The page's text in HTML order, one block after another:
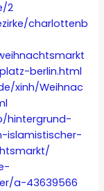
2
charlottenb
berlin.html
xinh/Weihnac
hintergrund-
islamistischer-
a-43639566